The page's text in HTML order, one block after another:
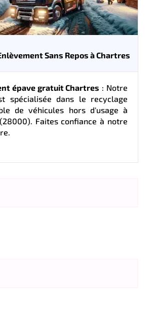
Sans Repos à Chartres
épave gratuit Chartres : Notre
spécialisée dans le recyclage
de véhicules hors d'usage à
Faites confiance à notre